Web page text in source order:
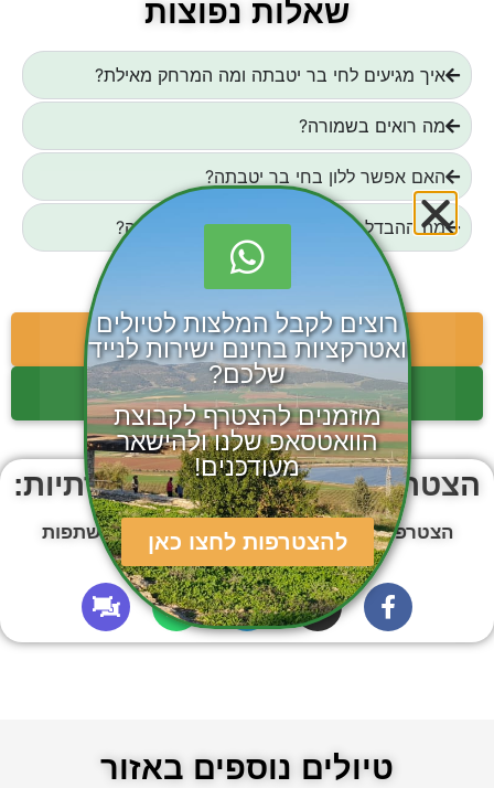
שאלות נפוצות
איך מגיעים לחי בר יטבתה ומה המרחק מאילת?
מה רואים בשמורה?
האם אפשר ללון בחי בר יטבתה?
מה ההבדל בין חי בר יטבתה לפארק יטבתה?
עגלות קפה ב: ערבה
אפשרויות לינה ב: ערבה
הצטרפו אלינו ברשתות החברתיות:
הצטרפו לאלפי משפחות שכבר מטיילות, משתפות
ומקבלות המלצות
טיולים נוספים באזור
רוצים לקבל המלצות לטיולים
ואטרקציות בחינם ישירות לנייד
שלכם?
מוזמנים להצטרף לקבוצת
הוואטסאפ שלנו ולהישאר
מעודכנים!
להצטרפות לחצו כאן